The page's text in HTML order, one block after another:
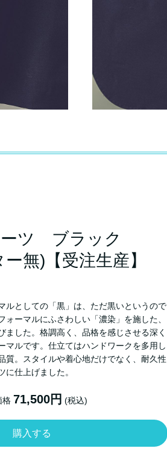
ツ ブラック
無)【受注生産】
ルとしての「黒」は、ただ黒いというので
ォーマルにふさわしい「濃染」を施した、
ました。格調高く、品格を感じさせる深く
マルです。仕立てはハンドワークを多用し
質。スタイルや着心地だけでなく、耐久性
に仕上げました。
格 71,500円 (税込)
購入する